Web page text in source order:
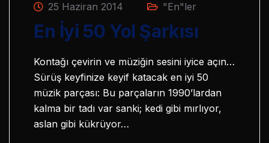
25 Haziran 2014 "En"ler
En İyi 50 Yol Şarkısı
Kontağı çevirin ve müziğin sesini iyice açın…
Sürüş keyfinize keyif katacak en iyi 50
müzik parçası: Bu parçaların 1990’lardan
kalma bir tadı var sanki; kedi gibi mırlıyor,
aslan gibi kükrüyor…